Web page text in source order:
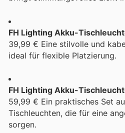
FH Lighting Akku-
39,99 € Eine stilvolle und
ideal für flexible Platzierung.
FH Lighting Akku-
59,99 € Ein praktisches Set
Tischleuchten, die für eine
sorgen.